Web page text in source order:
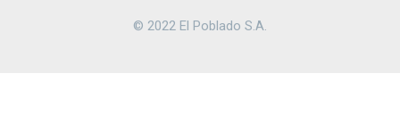
© 2022 El Poblado S.A.